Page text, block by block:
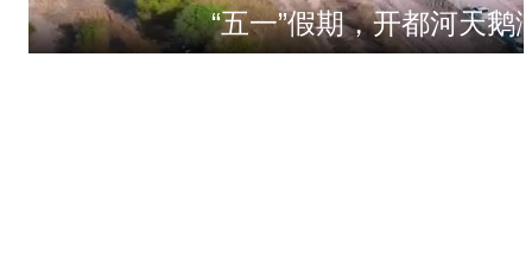
“五一”假期，开都河天鹅